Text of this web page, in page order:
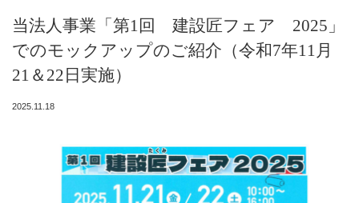
当法人事業「第1回 建設匠フェア 2025」
でのモックアップのご紹介（令和7年11月
21＆22日実施）
2025.11.18